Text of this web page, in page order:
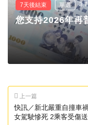
7天後結束 單選
您支持2026年再
上一篇
快訊／新北嚴重自撞車禍
女駕駛慘死 2乘客受傷